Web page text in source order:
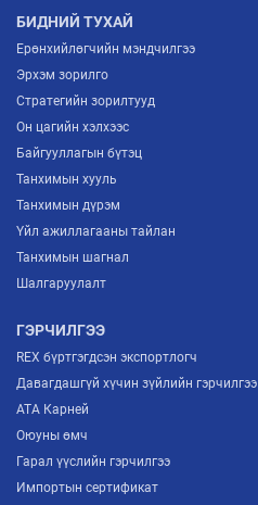
БИДНИЙ ТУХАЙ
Ерөнхийлөгчийн мэндчилгээ
Эрхэм зорилго
Стратегийн зорилтууд
Он цагийн хэлхээс
Байгууллагын бүтэц
Танхимын хууль
Танхимын дүрэм
Үйл ажиллагааны тайлан
Танхимын шагнал
Шалгаруулалт
ГЭРЧИЛГЭЭ
REX бүртгэгдсэн экспортлогч
Давагдашгүй хүчин зүйлийн гэрчилгээ
ATA Карней
Оюуны өмч
Гарал үүслийн гэрчилгээ
Импортын сертификат